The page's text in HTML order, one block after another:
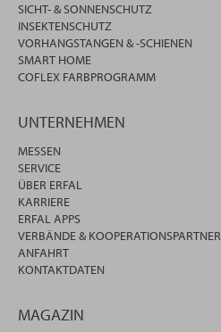
SICHT- & SONNENSCHUTZ
INSEKTENSCHUTZ
VORHANGSTANGEN & -SCHIENEN
SMART HOME
COFLEX FARBPROGRAMM
UNTERNEHMEN
MESSEN
SERVICE
ÜBER ERFAL
KARRIERE
ERFAL APPS
VERBÄNDE & KOOPERATIONSPARTNER
ANFAHRT
KONTAKTDATEN
MAGAZIN